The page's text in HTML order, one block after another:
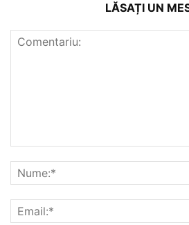
LĂSAȚI UN